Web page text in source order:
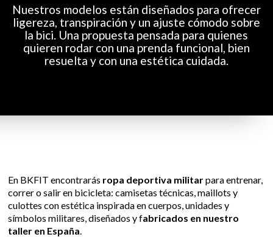
Nuestros modelos están diseñados para ofrecer
ligereza, transpiración y un ajuste cómodo sobre
la bici. Una propuesta pensada para quienes
quieren rodar con una prenda funcional, bien
resuelta y con una estética cuidada.
En BKFIT encontrarás ropa deportiva militarpara entrenar,
correr o salir en bicicleta: camisetas técnicas, maillots y
culottes con estética inspirada en cuerpos, unidades y
símbolos militares, diseñados y fabricados en nuestro
taller en España